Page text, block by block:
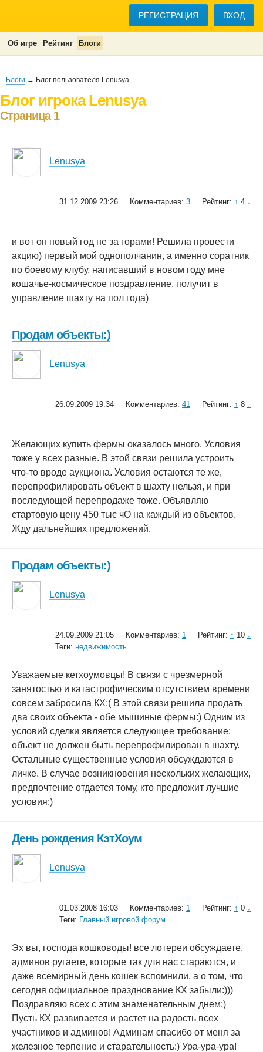
РЕГИСТРАЦИЯ ВХОД
Об игре Рейтинг Блоги
Блоги → Блог пользователя Lenusya
Блог игрока Lenusya
Страница 1
Lenusya
31.12.2009 23:26 Комментариев: 3 Рейтинг: ↑ 4 ↓
и вот он новый год не за горами! Решила провести
акцию) первый мой однополчанин, а именно соратник
по боевому клубу, написавший в новом году мне
кошачье-космическое поздравление, получит в
управление шахту на пол года)
Продам объекты:)
Lenusya
26.09.2009 19:34 Комментариев: 41 Рейтинг: ↑ 8 ↓
Желающих купить фермы оказалось много. Условия
тоже у всех разные. В этой связи решила устроить
что-то вроде аукциона. Условия остаются те же,
перепрофилировать объект в шахту нельзя, и при
последующей перепродаже тоже. Объявляю
стартовую цену 450 тыс чО на каждый из объектов.
Жду дальнейших предложений.
Продам объекты:)
Lenusya
24.09.2009 21:05 Комментариев: 1 Рейтинг: ↑ 10 ↓
Теги: недвижимость
Уважаемые кетхоумовцы! В связи с чрезмерной
занятостью и катастрофическим отсутствием времени
совсем забросила КХ:( В этой связи решила продать
два своих объекта - обе мышиные фермы:) Одним из
условий сделки является следующее требование:
объект не должен быть перепрофилирован в шахту.
Остальные существенные условия обсуждаются в
личке. В случае возникновения нескольких желающих,
предпочтение отдается тому, кто предложит лучшие
условия:)
День рождения КэтХоум
Lenusya
01.03.2008 16:03 Комментариев: 1 Рейтинг: ↑ 0 ↓
Теги: Главный игровой форум
Эх вы, господа кошководы! все лотереи обсуждаете,
админов ругаете, которые так для нас стараются, и
даже всемирный день кошек вспомнили, а о том, что
сегодня официальное празднование КХ забыли:)))
Поздравляю всех с этим знаменательным днем:)
Пусть КХ развивается и растет на радость всех
участников и админов! Админам спасибо от меня за
железное терпение и старательность:) Ура-ура-ура!